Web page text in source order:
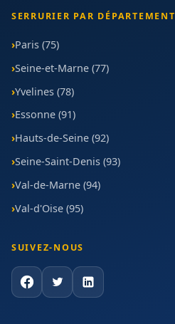
SERRURIER PAR DÉPARTEMENT
Paris (75)
Seine-et-Marne (77)
Yvelines (78)
Essonne (91)
Hauts-de-Seine (92)
Seine-Saint-Denis (93)
Val-de-Marne (94)
Val-d'Oise (95)
SUIVEZ-NOUS